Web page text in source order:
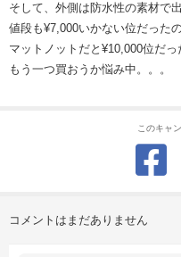
そして、外側は防水性の素材で
値段も¥7,000いかない位だった
マットノットだと¥10,000位だっ
もう一つ買おうか悩み中。。。
このキャ
コメントはまだありません